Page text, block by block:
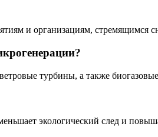
и организациям, стремящимся
турбины, а также
экологический след и